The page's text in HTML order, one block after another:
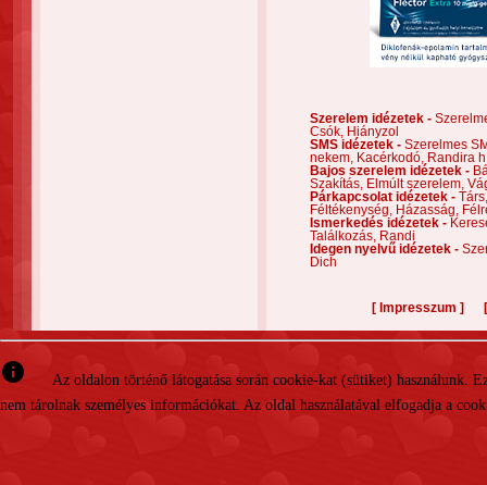
Szerelem idézetek -
Csók,
Hiányzol
SMS idézetek - Szerelmes
nekem,
Kacérkodó,
Randira
Bajos szerelem idézetek -
Szakítás,
Elmúlt szerelem,
Párkapcsolat idézetek -
Féltékenység,
Házasság,
Ismerkedés idézetek -
Találkozás,
Randi
Idegen nyelvű idézetek -
Dich
[ Impresszum ]
info
Az oldalon történő látogatása során cookie-kat (sütiket)
nem tárolnak személyes információkat. Az oldal használatával elfogadja a